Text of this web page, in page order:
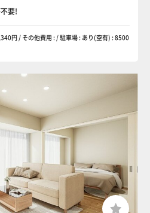
要!
円 / その他費用 : / 駐車場 : あり(空有) : 8500